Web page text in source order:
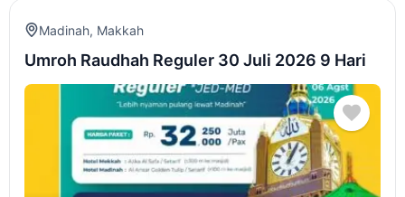
Madinah, Makkah
Umroh Raudhah Reguler 30 Juli 2026 9 Hari